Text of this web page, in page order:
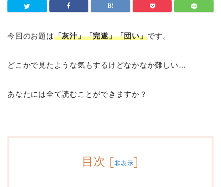
今回のお題は「灰汁」「完遂」「団い」です。
どこかで見たような気もするけどなかなか難しい…
あなたには全て読むことができますか？
目次 [非表示]